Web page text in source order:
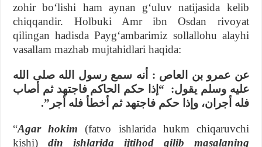
zohir boʻlishi ham aynan gʻuluv natijasida kelib
chiqqandir. Holbuki Amr ibn Osdan rivoyat
qilingan hadisda Paygʻambarimiz sollallohu alayhi
vasallam mazhab mujtahidlari haqida:
عن ‌عمرو بن العاص : أنه سمع رسول الله صلى الله
عليه وسلم يقول: “إذا حكم الحاكم فاجتهد ثم أصاب
فله أجران، وإذا حكم فاجتهد ثم أخطأ فله أجر”.
“Agar hokim (fatvo ishlarida hukm chiqaruvchi
kishi)din ishlarida ijtihod qilib masalaning